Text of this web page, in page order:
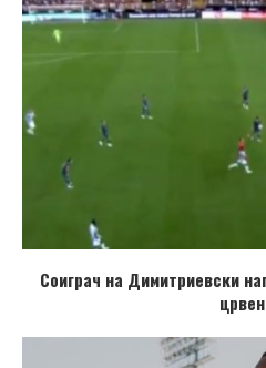
Соиграч на Димитриевски